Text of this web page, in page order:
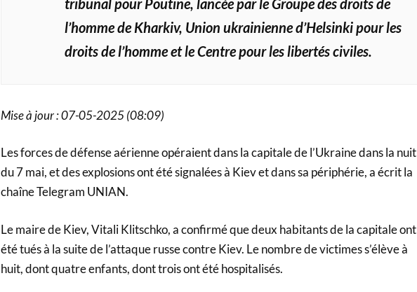
tribunal pour Poutine, lancée par le Groupe des droits de
l’homme de Kharkiv, Union ukrainienne d’Helsinki pour les
droits de l’homme et le Centre pour les libertés civiles.
Mise à jour : 07-05-2025 (08:09)
Les forces de défense aérienne opéraient dans la capitale de l’Ukraine dans la nuit
du 7 mai, et des explosions ont été signalées à Kiev et dans sa périphérie, a écrit la
chaîne Telegram UNIAN.
Le maire de Kiev, Vitali Klitschko, a confirmé que deux habitants de la capitale ont
été tués à la suite de l’attaque russe contre Kiev. Le nombre de victimes s’élève à
huit, dont quatre enfants, dont trois ont été hospitalisés.